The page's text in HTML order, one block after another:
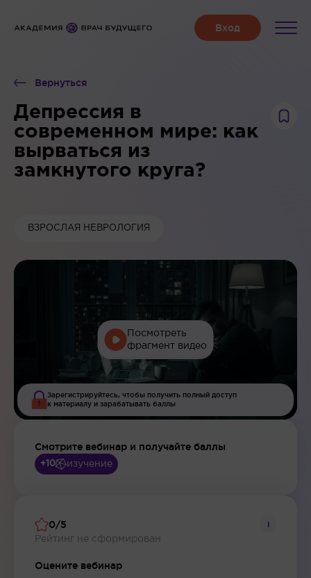
Вернуться
Депрессия в
современном мире: как
вырваться из
замкнутого круга?
ВЗРОСЛАЯ НЕВРОЛОГИЯ
Посмотреть
фрагмент видео
Зарегистрируйтесь, чтобы получить полный доступ
к материалу и зарабатывать баллы
Смотрите вебинар и получайте баллы
+10 изучение
0/5
Рейтинг не сформирован
i
Оцените вебинар